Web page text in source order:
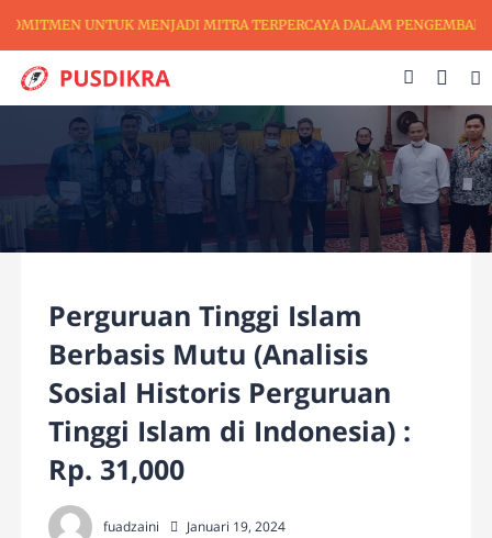
UNTUK MENJADI MITRA TERPERCAYA DALAM
Perguruan Tinggi Islam
Berbasis Mutu (Analisis
Sosial Historis Perguruan
Tinggi Islam di Indonesia) :
Rp. 31,000
fuadzaini Januari 19, 2024